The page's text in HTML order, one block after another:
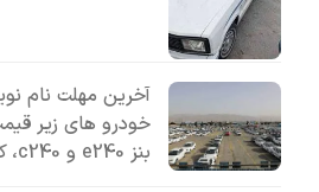
خودرو های زیر
بنز e240 و c240، کیا سراتو، نیسان